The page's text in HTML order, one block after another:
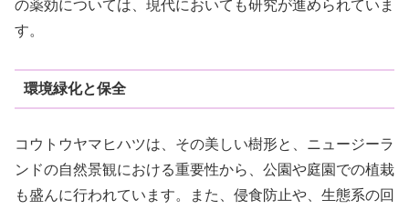
の薬効については、現代においても研究が進められていま
す。
環境緑化と保全
コウトウヤマヒハツは、その美しい樹形と、ニュージーラ
ンドの自然景観における重要性から、公園や庭園での植栽
も盛んに行われています。また、侵食防止や、生態系の回